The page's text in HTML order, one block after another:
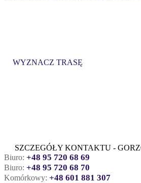
WYZNACZ TRASĘ
SZCZEGÓŁY KONTAKTU -
Biuro: +48 95 720 68 69
Biuro: +48 95 720 68 70
Komórkowy: +48 601 881 307